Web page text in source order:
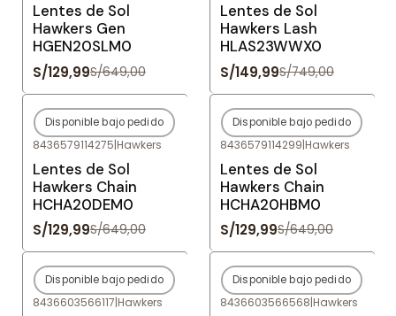
Lentes de Sol
Hawkers Gen
HGEN20SLM0
S/129,99S/649,00
Lentes de Sol
Hawkers Lash
HLAS23WWX0
S/149,99S/749,00
-80%OFF
Agotado
Disponible bajo pedido
8436579114275|Hawkers
Lentes de Sol
Hawkers Chain
HCHA20DEM0
S/129,99S/649,00
-80%OFF
Agotado
Disponible bajo pedido
8436579114299|Hawkers
Lentes de Sol
Hawkers Chain
HCHA20HBM0
S/129,99S/649,00
-80%OFF
Agotado
Disponible bajo pedido
8436603566117|Hawkers
-80%OFF
Agotado
Disponible bajo pedido
8436603566568|Hawkers